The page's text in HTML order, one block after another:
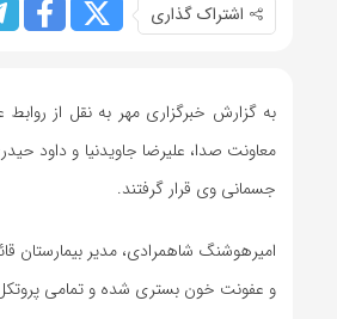
اشتراک گذاری
به گزارش خبرگزاری مهر به نقل از
معاونت صدا، علیرضا جاویدنیا و داود
جسمانی وی قرار گرفتند.
امیرهوشنگ شاهمرادی، مدیر بیمارستان
و عفونت خون بستری شده و تمامی